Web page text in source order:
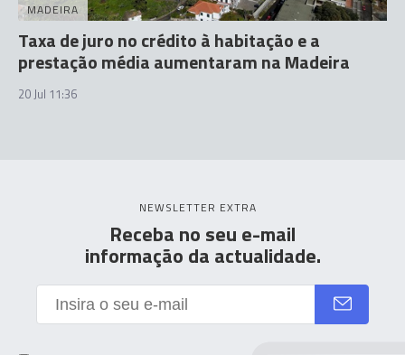
MADEIRA
Taxa de juro no crédito à habitação e a
prestação média aumentaram na Madeira
20 Jul 11:36
NEWSLETTER EXTRA
Receba no seu e-mail
informação da actualidade.